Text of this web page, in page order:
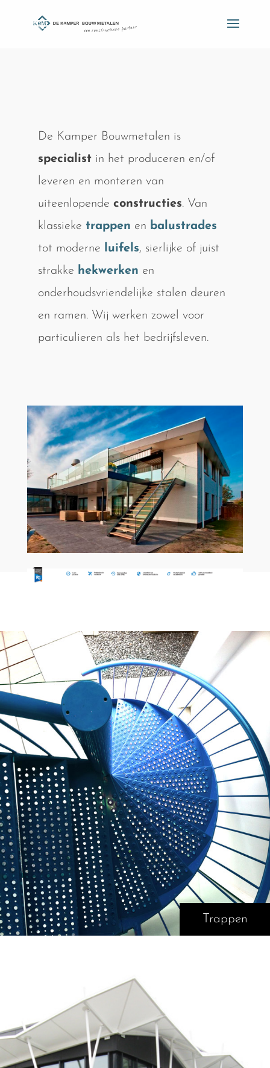
De Kamper Bouwmetalen is
specialistin het produceren en/of
leveren en monteren van
uiteenlopende constructies. Van
klassieke trappen en balustrades
tot moderne luifels, sierlijke of juist
strakke hekwerken en
onderhoudsvriendelijke stalen deuren
en ramen. Wij werken zowel voor
particulieren als het bedrijfsleven.
Trappen